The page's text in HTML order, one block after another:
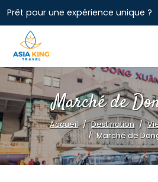
Prêt pour une expérience unique ?
Marché de
Accueil Destination
Marché de